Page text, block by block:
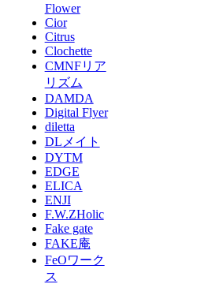
Flower
Cior
Citrus
Clochette
CMNFリア
リズム
DAMDA
Digital Flyer
diletta
DLメイト
DYTM
EDGE
ELICA
ENJI
F.W.ZHolic
Fake gate
FAKE庵
FeOワーク
ス